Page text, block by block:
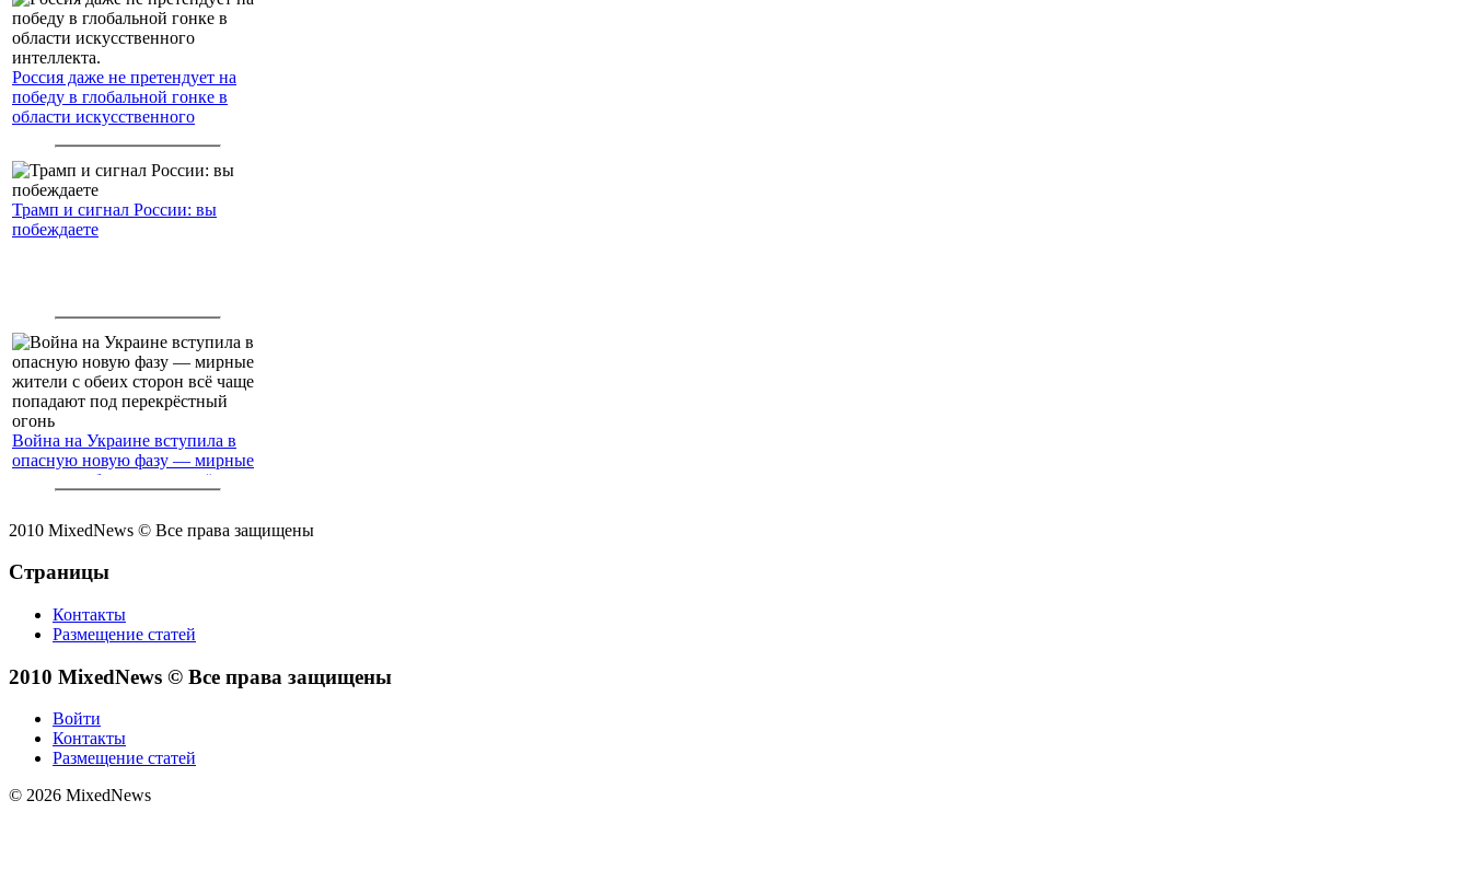
Россия даже не претендует на
победу в глобальной гонке в
области искусственного
Трамп и сигнал России: вы
побеждаете
Война на Украине вступила в
опасную новую фазу — мирные
жители с обеих сторон всё чаще
2010 MixedNews © Все права защищены
Страницы
Контакты
Размещение статей
2010 MixedNews © Все права защищены
Войти
Контакты
Размещение статей
© 2026 MixedNews